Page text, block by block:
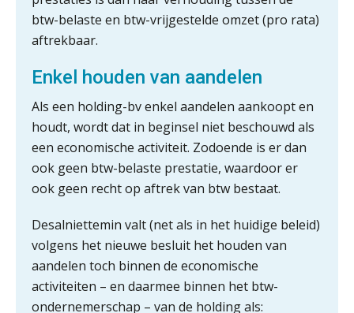
btw-belaste en btw-vrijgestelde omzet (pro rata)
aftrekbaar.
Enkel houden van aandelen
Als een holding-bv enkel aandelen aankoopt en
houdt, wordt dat in beginsel niet beschouwd als
een economische activiteit. Zodoende is er dan
ook geen btw-belaste prestatie, waardoor er
ook geen recht op aftrek van btw bestaat.
Desalniettemin valt (net als in het huidige beleid)
volgens het nieuwe besluit het houden van
aandelen toch binnen de economische
activiteiten – en daarmee binnen het btw-
ondernemerschap – van de holding als: